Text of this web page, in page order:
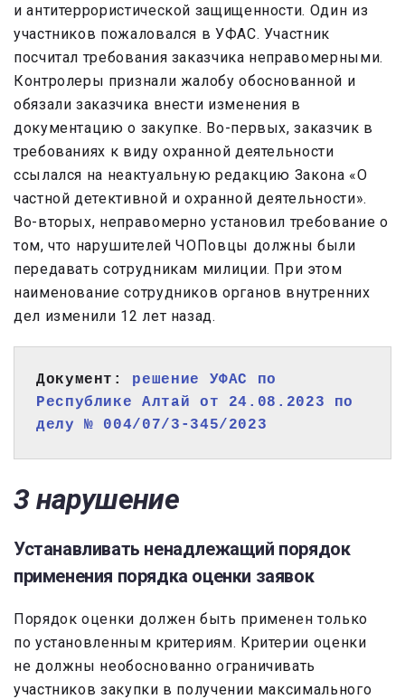
и антитеррористической защищенности. Один из
участников пожаловался в УФАС. Участник
посчитал требования заказчика неправомерными.
Контролеры признали жалобу обоснованной и
обязали заказчика внести изменения в
документацию о закупке. Во-первых, заказчик в
требованиях к виду охранной деятельности
ссылался на неактуальную редакцию Закона «О
частной детективной и охранной деятельности».
Во-вторых, неправомерно установил требование о
том, что нарушителей ЧОПовцы должны были
передавать сотрудникам милиции. При этом
наименование сотрудников органов внутренних
дел изменили 12 лет назад.
Документ: решение УФАС по
Республике Алтай от 24.08.2023 по
делу № 004/07/3-345/2023
3 нарушение
Устанавливать ненадлежащий порядок
применения порядка оценки заявок
Порядок оценки должен быть применен только
по установленным критериям. Критерии оценки
не должны необоснованно ограничивать
участников закупки в получении максимального